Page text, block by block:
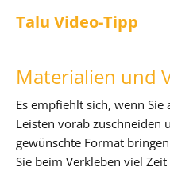
Talu Video-Tipp
Materialien und
Es empfiehlt sich, wenn
Leisten vorab zuschneiden
gewünschte Format
Sie beim Verkleben viel